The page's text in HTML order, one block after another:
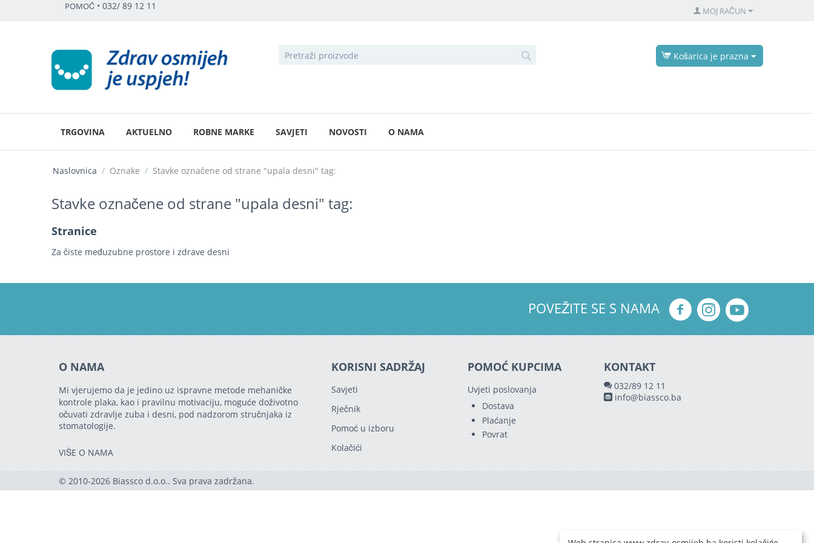
POMOĆ • 032/ 89 12 11 MOJ RAČUN
Košarica je prazna
TRGOVINA AKTUELNO ROBNE MARKE SAVJETI NOVOSTI O NAMA
Naslovnica / Oznake / Stavke označene od strane "upala desni" tag:
Stavke označene od strane "upala desni" tag:
Stranice
Za čiste međuzubne prostore i zdrave desni
POVEŽITE SE S NAMA
O NAMA
Mi vjerujemo da je jedino uz ispravne metode mehaničke
kontrole plaka, kao i pravilnu motivaciju, moguće doživotno
očuvati zdravlje zuba i desni, pod nadzorom stručnjaka iz
stomatologije.
VIŠE O NAMA
KORISNI SADRŽAJ
Savjeti
Rječnik
Pomoć u izboru
Kolačići
POMOĆ KUPCIMA
Uvjeti poslovanja
Dostava
Plaćanje
Povrat
KONTAKT
032/89 12 11
info@biassco.ba
© 2010-2026 Biassco d.o.o.. Sva prava zadržana.